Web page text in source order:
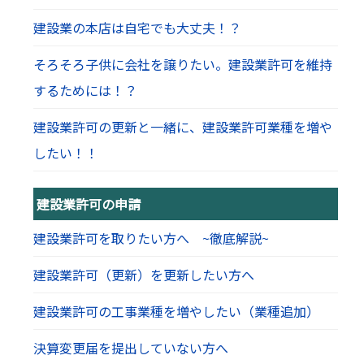
建設業の本店は自宅でも大丈夫！？
そろそろ子供に会社を譲りたい。建設業許可を維持
するためには！？
建設業許可の更新と一緒に、建設業許可業種を増や
したい！！
建設業許可の申請
建設業許可を取りたい方へ ~徹底解説~
建設業許可（更新）を更新したい方へ
建設業許可の工事業種を増やしたい（業種追加）
決算変更届を提出していない方へ